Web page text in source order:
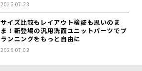
2026.07.23
サイズ比較もレイアウト検証も思いのま
ま！新登場の汎用洗面ユニットパーツでプ
ランニングをもっと自由に
2026.07.02